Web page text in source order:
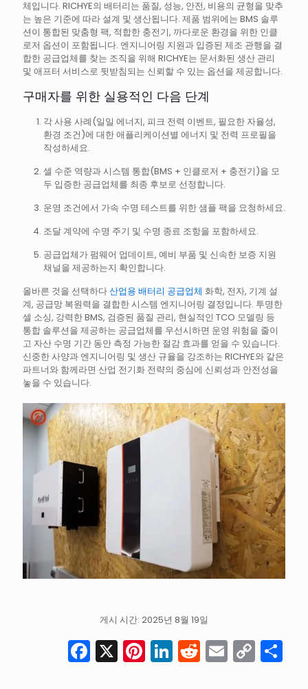
체입니다. RICHYE의 배터리는 품질, 성능, 안전, 비용의 균형을 맞추
는 높은 기준에 따라 설계 및 생산됩니다. 제품 범위에는 BMS 솔루
션이 통합된 맞춤형 팩, 적합한 충전기, 까다로운 환경을 위한 인클
로저 옵션이 포함됩니다. 엔지니어링 지원과 입증된 제조 관행을 결
합한 공급업체를 찾는 조직을 위해 RICHYE는 문서화된 생산 관리
및 애프터 서비스로 뒷받침되는 신뢰할 수 있는 옵션을 제공합니다.
구매자를 위한 실용적인 다음 단계
각 사용 사례(일일 에너지, 피크 전력 이벤트, 필요한 자율성,
환경 조건)에 대한 애플리케이션별 에너지 및 전력 프로필을
작성하세요.
셀 수준 역량과 시스템 통합(BMS + 인클로저 + 충전기)을 모
두 입증한 공급업체를 최종 후보로 선정합니다.
운영 조건에서 가속 수명 테스트를 위한 샘플 팩을 요청하세요.
조달 계약에 수명 주기 및 수명 종료 조항을 포함하세요.
공급업체가 펌웨어 업데이트, 예비 부품 및 신속한 보증 지원
채널을 제공하는지 확인합니다.
올바른 것을 선택하다산업용 배터리 공급업체 화학, 전자, 기계 설
계, 공급망 복원력을 결합한 시스템 엔지니어링 결정입니다. 투명한
셀 소싱, 강력한 BMS, 검증된 품질 관리, 현실적인 TCO 모델링 등
통합 솔루션을 제공하는 공급업체를 우선시하면 운영 위험을 줄이
고 자산 수명 기간 동안 측정 가능한 절감 효과를 얻을 수 있습니다.
신중한 사양과 엔지니어링 및 생산 규율을 강조하는 RICHYE와 같은
파트너와 함께라면 산업 전기화 전략의 중심에 신뢰성과 안전성을
놓을 수 있습니다.
게시 시간: 2025년 8월 19일
Facebook
X Pinterest
LinkedIn
Reddit
Email
Link